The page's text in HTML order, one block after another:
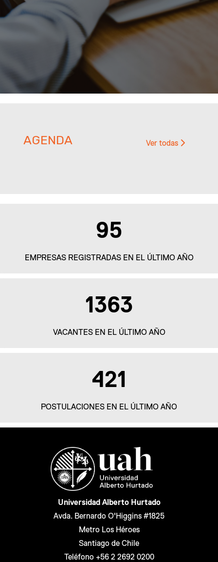
AGENDA Ver todas
155
EMPRESAS REGISTRADAS EN EL ÚLTIMO AÑO
2235
VACANTES EN EL ÚLTIMO AÑO
690
POSTULACIONES EN EL ÚLTIMO AÑO
Universidad Alberto Hurtado
Avda. Bernardo O'Higgins #1825
Metro Los Héroes
Santiago de Chile
Teléfono +56 2 2692 0200